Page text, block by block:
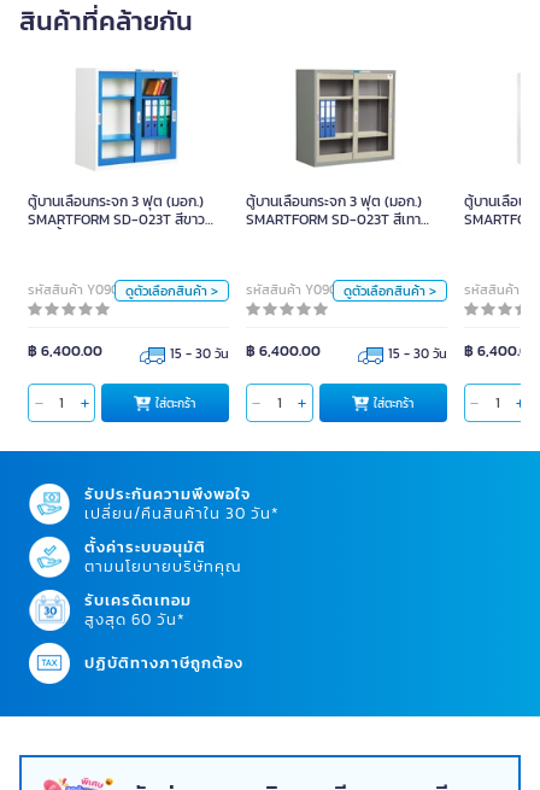
สินค้าที่คล้ายกัน
ตู้บานเลื่อนกระจก 3 ฟุต (มอก.)
SMARTFORM SD-023T สีขาว
รหัสสินค้า Y090973ดูตัวเลือกสินค้า >
฿ 6,400.00 15 - 30 วัน
ใส่ตะกร้า
ตู้บานเลื่อนกระจก 3 ฟุต (มอก.)
สลับน้ำเงิน
หน่วย
ใส่ตะกร้า
ตู้บานเลื่อนกระจก 3 ฟุต (มอก.)
SMARTFORM SD-023T สีเทา
รหัสสินค้า Y090974ดูตัวเลือกสินค้า >
฿ 6,400.00 15 - 30 วัน
ใส่ตะกร้า
ตู้บานเลื่อนกระจก 3 ฟุต (มอก.)
กลางสลับเทาอ่อน
หน่วย
ใส่ตะกร้า
ตู้บานเลื่อน
รหัสสินค้า
฿ 6,400.00
ตู้บานเลื่
ใส่ตะกร้า
รับประกันความพึงพอใจ
เปลี่ยน/คืนสินค้าใน 30 วัน*
ตั้งค่าระบบอนุมัติ
ตามนโยบายบริษัทคุณ
รับเครดิตเทอม
สูงสุด 60 วัน*
ปฏิบัติทางภาษีถูกต้อง